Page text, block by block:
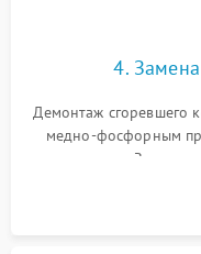
4.
Демонтаж сгоревшего
медно-фосфорным
осушителя. Замена
сломанных заслонок